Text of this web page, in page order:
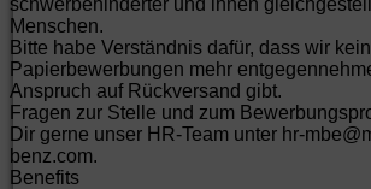
schwerbehinderter und ihnen
Menschen.
Bitte habe Verständnis dafür, dass wir
Papierbewerbungen mehr
Anspruch auf Rückversand gibt.
Fragen zur Stelle und zum
Dir gerne unser HR-Team unter hr-
benz.com.
Benefits